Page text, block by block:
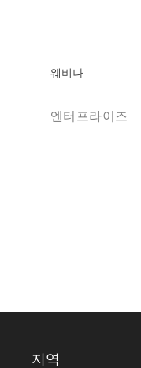
웨비나
엔터프라이즈
지역